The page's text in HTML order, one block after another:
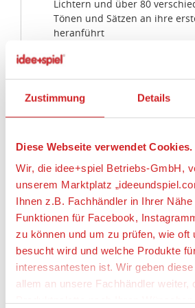
Zustimmung Details
Diese Webseite verwendet Cookies.
Wir, die idee+spiel Betriebs-GmbH,
unserem Marktplatz
Ihnen z.B. Fachhändler in Ihrer
Funktionen für Facebook,
zu können und um zu prüfen, wie oft
besucht wird und welche Produkte
interessantesten ist. Wir geben
allem an unsere Fachhändler weiter,
Lichtern und über 80
Tönen und Sätzen an ihre
heranführt
5 Aktivierungspunkte! Einfach
auf dem Bauch der
um den Lernspaß zu starten;
Taste wird die gewünschte
Englisch, Französisch,
Niederländisch
während Lieder und Töne
um die Farben zu lernen
3 verschiedene Smart Stages
Alter des Babys an und
Wörter, Farben, Formen, das
Zählen und vieles mehr heran
Unterstützt die Entwicklung
Grobmotorik, die
vermittelt Babys und
Monaten und 3 Jahren ein